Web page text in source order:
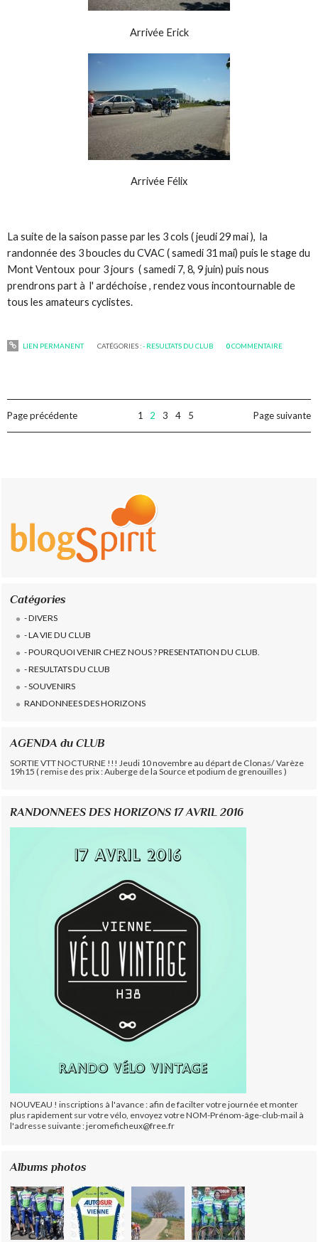
Catégories
- DIVERS
- LA VIE DU CLUB
- POURQUOI VENIR CHEZ NOUS ? PRESENTATION DU CLUB.
- RESULTATS DU CLUB
- SOUVENIRS
RANDONNEES DES HORIZONS
AGENDA du CLUB
SORTIE VTT NOCTURNE !!! Jeudi 10 novembre au départ de Clonas/ Varèze
19h15 ( remise des prix : Auberge de la Source et podium de grenouilles )
RANDONNEES DES HORIZONS 17 AVRIL 2016
NOUVEAU ! inscriptions à l'avance : afin de facilter votre journée et monter
plus rapidement sur votre vélo, envoyez votre NOM-Prénom-âge-club-mail à
l'adresse suivante : jeromeficheux@free.fr
Albums photos
Arrivée Erick
Arrivée Félix
La suite de la saison passe par les 3 cols ( jeudi 29 mai ), la
randonnée des 3 boucles du CVAC ( samedi 31 mai) puis le stage du
Mont Ventoux pour 3 jours ( samedi 7, 8, 9 juin) puis nous
prendrons part à l' ardéchoise , rendez vous incontournable de
tous les amateurs cyclistes.
LIEN PERMANENT CATÉGORIES :- RESULTATS DU CLUB 0COMMENTAIRE
Page précédente 1 2 3 4 5 Page suivante